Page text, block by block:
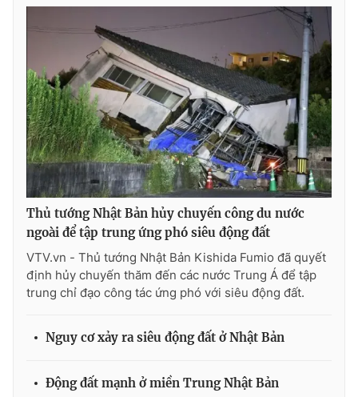
Thủ tướng Nhật Bản hủy chuyến công du nước
ngoài để tập trung ứng phó siêu động đất
VTV.vn - Thủ tướng Nhật Bản Kishida Fumio đã quyết
định hủy chuyến thăm đến các nước Trung Á để tập
trung chỉ đạo công tác ứng phó với siêu động đất.
Nguy cơ xảy ra siêu động đất ở Nhật Bản
Động đất mạnh ở miền Trung Nhật Bản